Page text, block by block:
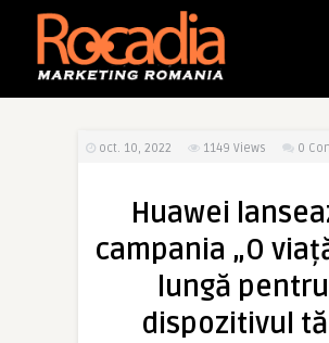
oct. 10, 2022 1149 Views 0
Huawei
campania „O
lungă pentru
dispozitivul